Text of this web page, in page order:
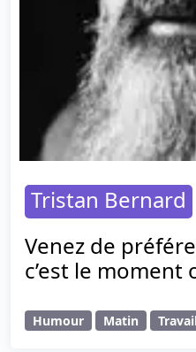
Tristan Bernard
Venez de
c’est le moment
Humour Matin